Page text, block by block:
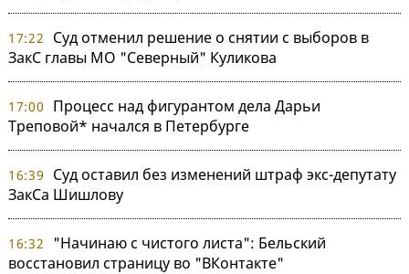
17:22
Суд отменил решение о снятии с выборов в
ЗакС главы МО "Северный" Куликова
17:00
Процесс над фигурантом дела Дарьи
Треповой* начался в Петербурге
16:39
Суд оставил без изменений штраф экс-депутату
ЗакСа Шишлову
16:32
"Начинаю с чистого листа": Бельский
восстановил страницу во "ВКонтакте"